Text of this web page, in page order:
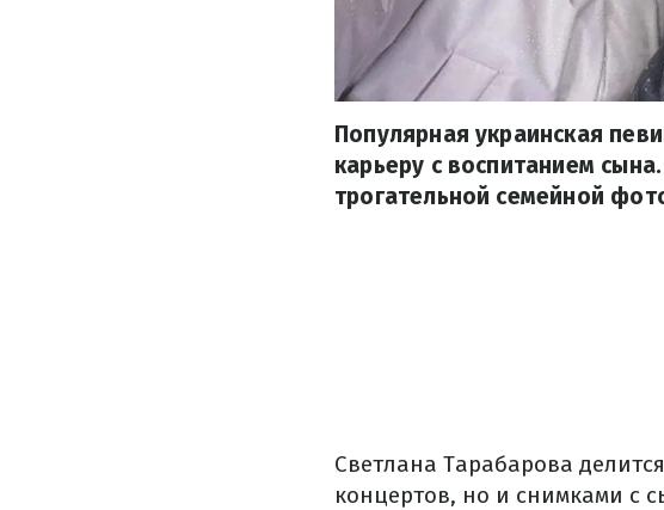
Популярная украинская
карьеру с воспитанием
трогательной семейной
Светлана Тарабарова
концертов, но и снимками с